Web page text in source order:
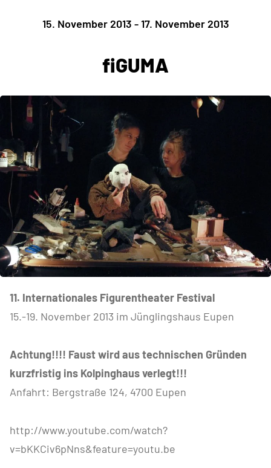
15. November 2013 - 17. November 2013
fiGUMA
11. Internationales Figurentheater Festival
15.-19. November 2013 im Jünglingshaus Eupen
Achtung!!!! Faust wird aus technischen Gründen
kurzfristig ins Kolpinghaus verlegt!!!
Anfahrt: Bergstraße 124, 4700 Eupen
http://www.youtube.com/watch?
v=bKKCiv6pNns&feature=youtu.be